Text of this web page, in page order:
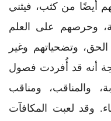
أيضًا من كثب، فيثني
وحرصهم على العلم
وتضحياتهم وغير
أنه قد أُفردت فصول
والمناقب، ومناقب
وقد لعبت المكافآت